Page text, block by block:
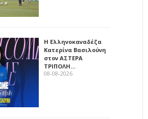
Η Ελληνοκαναδέζα
Κατερίνα Βασιλούνη
στον ΑΣΤΕΡΑ
ΤΡΙΠΟΛΗ…
08-08-2026